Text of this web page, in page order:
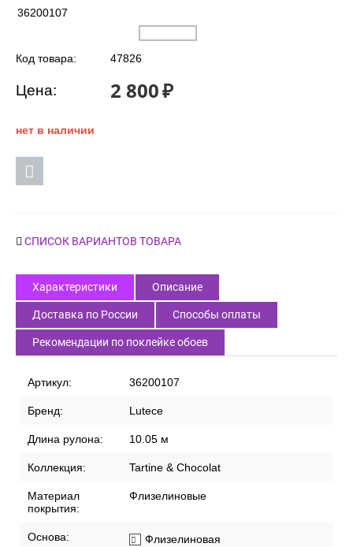
36200107
Код товара: 47826
Цена: 2 800₽
нет в наличии
СПИСОК ВАРИАНТОВ ТОВАРА
Характеристики Описание
Доставка по России Способы оплаты
Рекомендации по поклейке обоев
Артикул: 36200107
Бренд: Lutece
Длина рулона: 10.05 м
Коллекция: Tartine & Chocolat
Материал
покрытия:
Флизелиновые
Основа: Флизелиновая